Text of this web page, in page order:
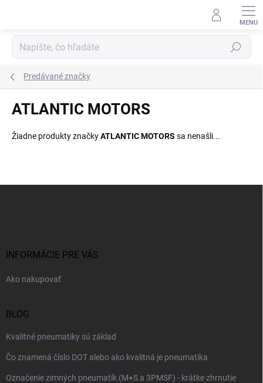
Hľadať
Predávané značky
ATLANTIC MOTORS
Žiadne produkty značkyATLANTIC MOTORS sa nenašli...
INFORMÁCIE PRE VÁS
Ako nakupovať
BLOG
Kvalitné pneumatiky sú základ
Čo znamená číslo DOT alebo ako kvalitná je pneumatika
Označenie zimných pneumatík (M+S a 3PMSF) - krátke zhrnutie